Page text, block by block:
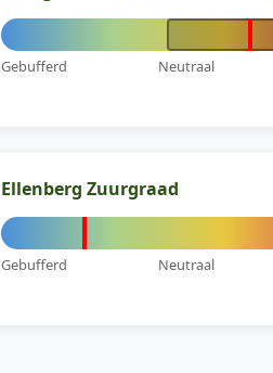
Gebufferd Neutraal
Ellenberg Zuurgraad
Gebufferd Neutraal